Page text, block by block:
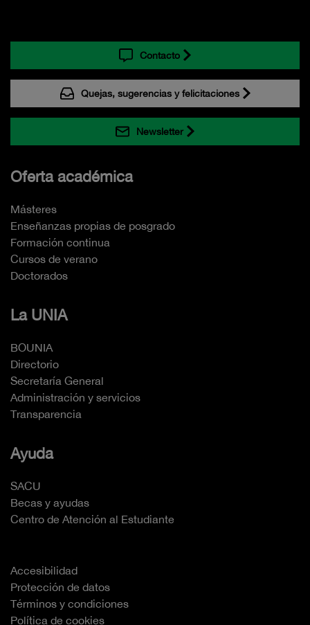
Contacto
Quejas, sugerencias y felicitaciones
Newsletter
Oferta académica
Másteres
Enseñanzas propias de posgrado
Formación continua
Cursos de verano
Doctorados
La UNIA
BOUNIA
Directorio
Secretaría General
Administración y servicios
Transparencia
Ayuda
SACU
Becas y ayudas
Centro de Atención al Estudiante
Accesibilidad
Protección de datos
Términos y condiciones
Política de cookies